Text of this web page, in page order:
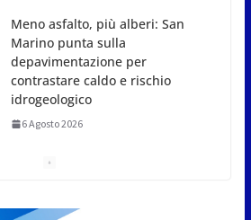
di Marcinelle diventi
collettiva